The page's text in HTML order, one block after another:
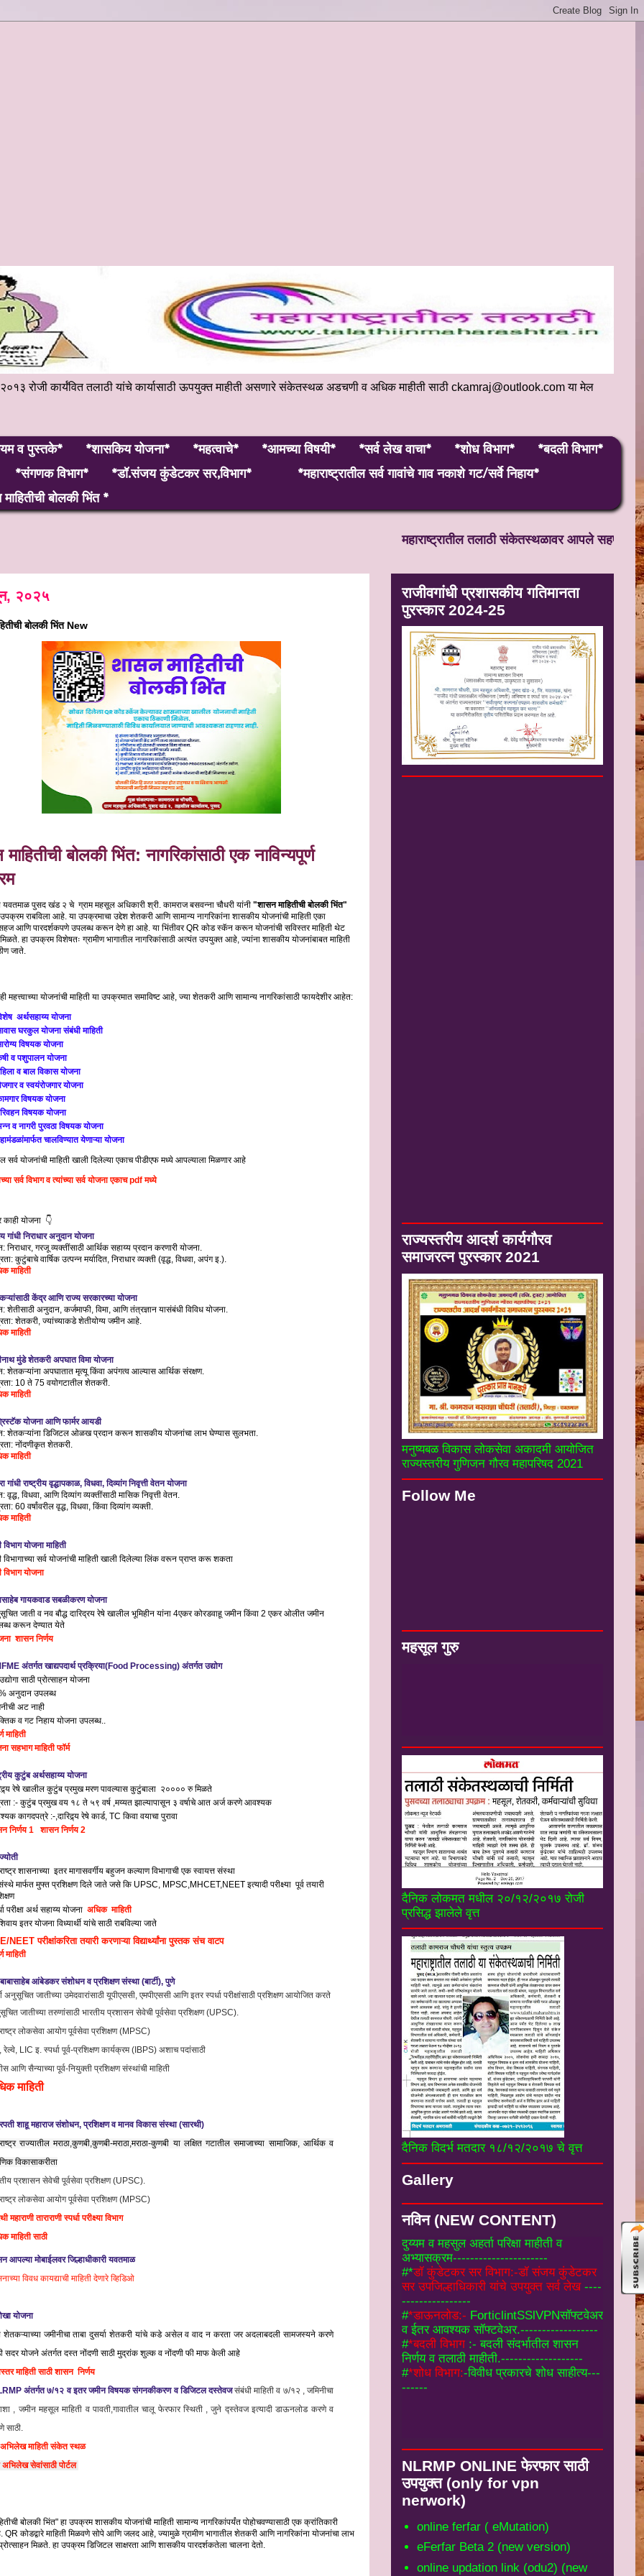
२०१३ रोजी कार्यंवित तलाठी यांचे कार्यासाठी ऊपयुक्त माहीती असणारे संकेतस्थळ अडचणी व अधिक माहीती साठी ckamraj@outlook.com या मेल
व पुस्तके* *शासकिय योजना* *महत्वाचे* *आमच्या विषयी* *सर्व लेख वाचा* *शोध विभाग*
*बदली विभाग*
*संगणक विभाग* *डॉ.संजय कुंडेटकर सर,विभाग*
*महाराष्ट्रातील सर्व गावांचे गाव नकाशे गट/सर्वे निहाय*
बोलकी भिंत *
महाराष्ट्रातील तलाठी संकेतस्थळावर आपले सहर्ष स्वागत!
२०२५
बोलकी भिंत New
बोलकी भिंत: नागरिकांसाठी एक नाविन्यपूर्ण
यवतमाळ पुसद खंड २ चे ग्राम महसूल अधिकारी श्री. कामराज बसवन्ना चौधरी यांनी "शासन माहितीची बोलकी भिंत"
राबविला आहे. या उपक्रमाचा उद्देश शेतकरी आणि सामान्य नागरिकांना शासकीय योजनांची माहिती एका
आणि पारदर्शकपणे उपलब्ध करून देणे हा आहे. या भिंतीवर QR कोड स्कॅन करून योजनांची सविस्तर माहिती थेट
हा उपक्रम विशेषतः ग्रामीण भागातील नागरिकांसाठी अत्यंत उपयुक्त आहे, ज्यांना शासकीय योजनांबाबत माहिती
जाते.
महत्त्वाच्या योजनांची माहिती या उपक्रमात समाविष्ट आहे, ज्या शेतकरी आणि सामान्य नागरिकांसाठी फायदेशीर आहेत:
अर्थसहाय्य योजना
घरकुल योजना संबंधी माहिती
विषयक योजना
व पशुपालन योजना
व बाल विकास योजना
व स्वयंरोजगार योजना
विषयक योजना
विषयक योजना
व नागरी पुरवठा विषयक योजना
चालविण्यात येणाऱ्या योजना
सर्व योजनांची माहिती खाली दिलेल्या एकाच पीडीएफ मध्ये आपल्याला मिळणार आहे
सर्व विभाग व त्यांच्या सर्व योजना एकाच pdf मध्ये
काही योजना 👇
गांधी निराधार अनुदान योजना
निराधार, गरजू व्यक्तींसाठी आर्थिक सहाय्य प्रदान करणारी योजना.
कुटुंबाचे वार्षिक उत्पन्न मर्यादित, निराधार व्यक्ती (वृद्ध, विधवा, अपंग इ.).
माहिती
केंद्र आणि राज्य सरकारच्या योजना
शेतीसाठी अनुदान, कर्जमाफी, विमा, आणि तंत्रज्ञान यासंबंधी विविध योजना.
शेतकरी, ज्यांच्याकडे शेतीयोग्य जमीन आहे.
माहिती
मुंडे शेतकरी अपघात विमा योजना
शेतकऱ्यांना अपघातात मृत्यू किंवा अपंगत्व आल्यास आर्थिक संरक्षण.
10 ते 75 वयोगटातील शेतकरी.
माहिती
योजना आणि फार्मर आयडी
शेतकऱ्यांना डिजिटल ओळख प्रदान करून शासकीय योजनांचा लाभ घेण्यास सुलभता.
नोंदणीकृत शेतकरी.
माहिती
गांधी राष्ट्रीय वृद्धापकाळ, विधवा, दिव्यांग निवृत्ती वेतन योजना
वृद्ध, विधवा, आणि दिव्यांग व्यक्तींसाठी मासिक निवृत्ती वेतन.
60 वर्षांवरील वृद्ध, विधवा, किंवा दिव्यांग व्यक्ती.
माहिती
विभाग योजना माहिती
विभागाच्या सर्व योजनांची माहिती खाली दिलेल्या लिंक वरून प्राप्त करू शकता
विभाग योजना
गायकवाड सबळीकरण योजना
जाती व नव बौद्ध दारिद्रय रेषे खालील भूमिहीन यांना 4एकर कोरडवाहू जमीन किंवा 2 एकर ओलीत जमीन
करून देण्यात येते
शासन निर्णय
अंतर्गत खाद्यपदार्थ प्रक्रिया(Food Processing) अंतर्गत उद्योग
साठी प्रोत्साहन योजना
अनुदान उपलब्ध
अट नाही
व गट निहाय योजना उपलब्ध..
माहिती
सहभाग माहिती फॉर्म
कुटुंब अर्थसहाय्य योजना
रेषे खालील कुटुंब प्रमुख मरण पावल्यास कुटुंबाला २०००० रु मिळते
:- कुटुंब प्रमुख वय १८ ते ५९ वर्ष ,मय्यत झाल्यापासून ३ वर्षाचे आत अर्ज करणे आवश्यक
कागदपत्रे :-,दारिद्र्य रेषे कार्ड, TC किवा वयाचा पुरावा
निर्णय 1
शासन निर्णय 2
शासनाच्या इतर मागासवर्गीय बहुजन कल्याण विभागाची एक स्वायत्त संस्था
मार्फत मुफ्त प्रशिक्षण दिले जाते जसे कि UPSC, MPSC,MHCET,NEET इत्यादी परीक्ष्या पूर्व तयारी
परीक्षा अर्थ सहाय्य योजना अधिक माहिती
इतर योजना विध्यार्थी यांचे साठी राबविल्या जाते
NEET परीक्षांकरिता तयारी करणाऱ्या विद्यार्थ्यांना पुस्तक संच वाटप
माहिती
आंबेडकर संशोधन व प्रशिक्षण संस्था (बार्टी), पुणे
अनुसूचित जातीच्या उमेदवारांसाठी यूपीएससी, एमपीएससी आणि इतर स्पर्धा परीक्षांसाठी प्रशिक्षण आयोजित करते
जातीच्या तरुणांसाठी भारतीय प्रशासन सेवेची पूर्वसेवा प्रशिक्षण (UPSC).
लोकसेवा आयोग पूर्वसेवा प्रशिक्षण (MPSC)
LIC इ. स्पर्धा पूर्व-प्रशिक्षण कार्यक्रम (IBPS) अशाच पदांसाठी
आणि सैन्याच्या पूर्व-नियुक्ती प्रशिक्षण संस्थांची माहिती
माहिती
शाहू महाराज संशोधन, प्रशिक्षण व मानव विकास संस्था (सारथी)
राज्यातील मराठा,कुणबी,कुणबी-मराठा,मराठा-कुणबी या लक्षित गटातील समाजाच्या सामाजिक, आर्थिक व
विकासाकरीता
प्रशासन सेवेची पूर्वसेवा प्रशिक्षण (UPSC).
लोकसेवा आयोग पूर्वसेवा प्रशिक्षण (MPSC)
महाराणी ताराराणी स्पर्धा परीक्ष्या विभाग
माहिती साठी
आपल्या मोबाईलवर जिल्हाधीकारी यवतमाळ
विवध कायद्याची माहिती देणारे व्हिडिओ
योजना
शेतकऱ्याच्या जमीनीचा ताबा दुसर्या शेतकरी यांचे कडे असेल व वाद न करता जर अदलाबदली सामजस्यने करणे
सदर योजने अंतर्गत दस्त नोंदणी साठी मुद्रांक शुल्क व नोंदणी फी माफ केली आहे
माहिती साठी शासन निर्णय
अंतर्गत ७/१२ व इतर जमीन विषयक संगनकीकरण व डिजिटल दस्तेवज संबंधी माहिती व ७/१२ , जमिनीचा
, जमीन महसूल माहिती व पावती,गावातील चालू फेरफार स्थिती , जुने द्स्तेवज इत्यादी डाऊनलोड करणे व
साठी.
माहिती संकेत स्थळ
अभिलेख सेवांसाठी पोर्टल
बोलकी भिंत" हा उपक्रम शासकीय योजनांची माहिती सामान्य नागरिकांपर्यंत पोहोचवण्यासाठी एक क्रांतिकारी
कोडद्वारे माहिती मिळवणे सोपे आणि जलद आहे, ज्यामुळे ग्रामीण भागातील शेतकरी आणि नागरिकांना योजनांचा लाभ
मिळते. हा उपक्रम डिजिटल साक्षरता आणि शासकीय पारदर्शकतेला चालना देतो.
भरा.#
राजीवगांधी प्रशासकीय गतिमानता
पुरस्कार 2024-25
राज्यस्तरीय आदर्श कार्यगौरव
समाजरत्न पुरस्कार 2021
मनुष्यबळ विकास लोकसेवा अकादमी आयोजित
राज्यस्तरीय गुणिजन गौरव महापरिषद 2021
Follow Me
महसूल गुरु
उपजिल्हाधिकारी यांचे ”महसूल गुरू” you tube
चॅनल----------------------
दैनिक लोकमत मधील २०/१२/२०१७ रोजी
प्रसिद्ध झालेले वृत्त
दैनिक विदर्भ मतदार १८/१२/२०१७ चे वृत्त
Gallery
नविन (NEW CONTENT)
#* नियम व पुस्तके :-
दुय्यम व महसुल अहर्ता परिक्षा माहीती व
अभ्यासक्रम----------------------
#*डॉ कुंडेटकर सर विभाग:-डॉ संजय कुंडेटकर
सर उपजिल्हाधिकारी यांचे उपयुक्त सर्व लेख
----------------
#*डाऊनलोड:-ForticlintSSlVPNसॉफ्टवेअर
व ईतर आवश्यक सॉफ्टवेअर.------------------
#*बदली विभाग:- बदली संदर्भातील शासन
निर्णय व तलाठी माहीती.-------------------
#*शोध विभाग:-विवीध प्रकारचे शोध साहीत्य---
------
NLRMP ONLINE फेरफार साठी
उपयुक्‍त (only for vpn
nerwork)
online ferfar ( eMutation)
eFerfar Beta 2 (new version)
online updation link (odu2) (new